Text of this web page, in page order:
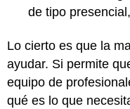
de tipo
Lo cierto es que la
ayudar. Si permite
equipo de
qué es lo que